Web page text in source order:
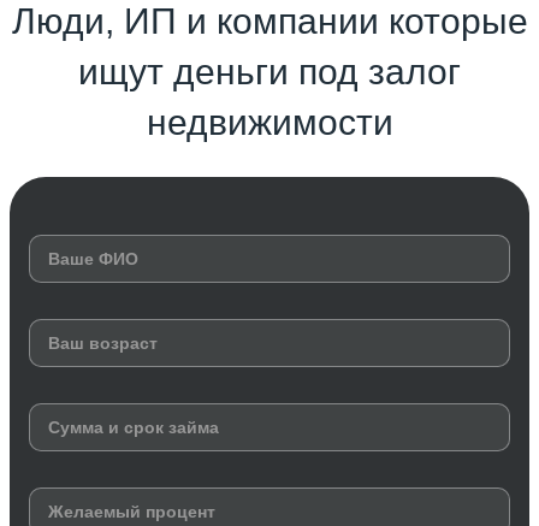
Люди, ИП и компании которые
ищут деньги под залог
недвижимости